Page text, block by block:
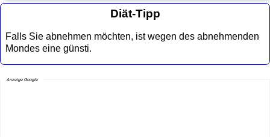
Diät-Tipp
Falls Sie abnehmen möchten, ist wegen des abnehmenden
Mondes eine günsti.
Anzeige Google